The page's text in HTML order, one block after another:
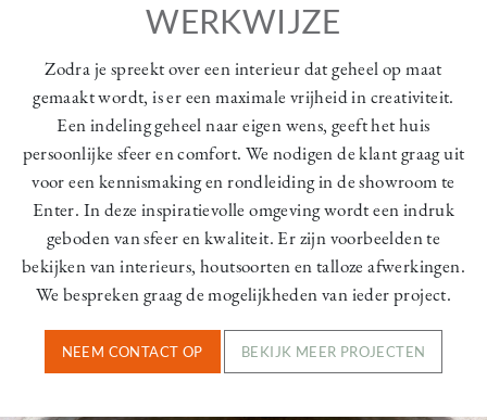
WERKWIJZE
Zodra je spreekt over een interieur dat geheel op maat
gemaakt wordt, is er een maximale vrijheid in creativiteit.
Een indeling geheel naar eigen wens, geeft het huis
persoonlijke sfeer en comfort. We nodigen de klant graag uit
voor een kennismaking en rondleiding in de showroom te
Enter. In deze inspiratievolle omgeving wordt een indruk
geboden van sfeer en kwaliteit. Er zijn voorbeelden te
bekijken van interieurs, houtsoorten en talloze afwerkingen.
We bespreken graag de mogelijkheden van ieder project.
NEEM CONTACT OP BEKIJK MEER PROJECTEN